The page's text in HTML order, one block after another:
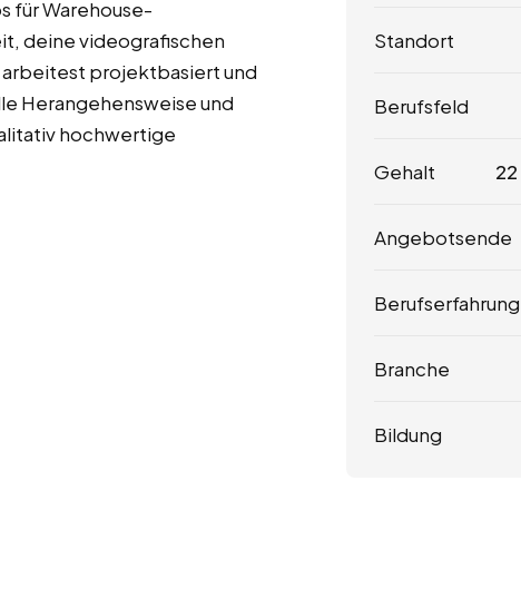
für Warehouse-
deine videografischen
arbeitest projektbasiert und
Herangehensweise und
hochwertige
Standort
Berufsfeld
Gehalt 22
Angebotsende
Berufserfahrung
Branche
Bildung